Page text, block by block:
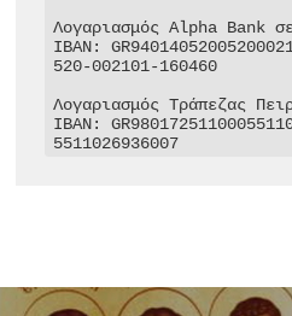
Λογαριασμός Alpha Bank
IBAN:
520-002101-160460
Λογαριασμός Τράπεζας
IBAN:
5511026936007